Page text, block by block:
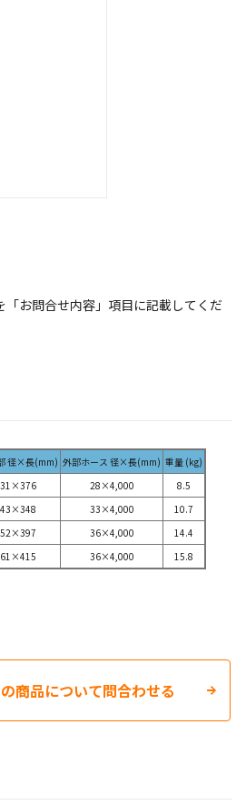
お問合せ内容」項目に記載してくだ
径×長(mm) 外部ホース 径×長(mm) 重量 (kg)
31×376
28×4,000
8.5
43×348
33×4,000
10.7
52×397
36×4,000
14.4
61×415
36×4,000 15.8
商品について問合わせる